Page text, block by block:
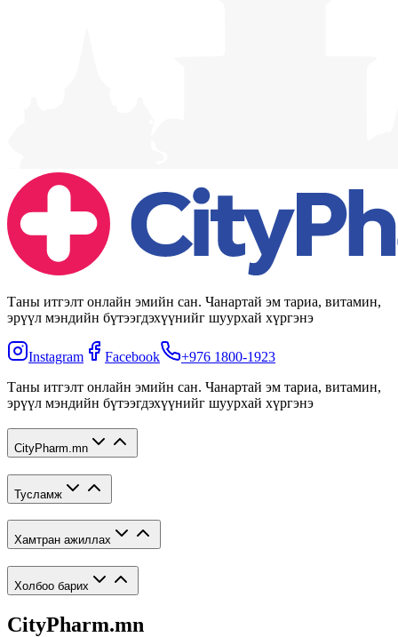
Таны итгэлт онлайн эмийн сан. Чанартай эм тариа, витамин,
эрүүл мэндийн бүтээгдэхүүнийг шуурхай хүргэнэ
Instagram Facebook
+976 1800-1923
Таны итгэлт онлайн эмийн сан. Чанартай эм тариа, витамин,
эрүүл мэндийн бүтээгдэхүүнийг шуурхай хүргэнэ
CityPharm.mn
Тусламж
Хамтран ажиллах
Холбоо барих
CityPharm.mn